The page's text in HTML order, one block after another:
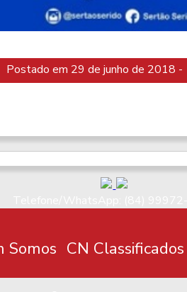
Postado em 29 de junho de 2018 -
Somos CN Classificados